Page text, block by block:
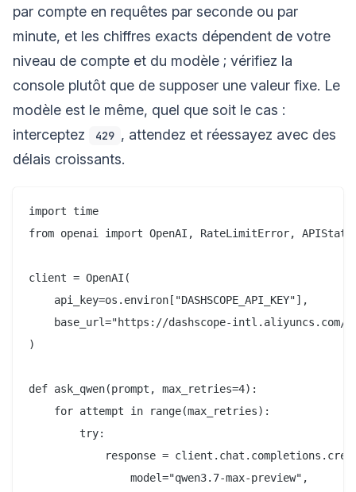
par compte en requêtes par seconde ou par
minute, et les chiffres exacts dépendent de votre
niveau de compte et du modèle ; vérifiez la
console plutôt que de supposer une valeur fixe. Le
modèle est le même, quel que soit le cas :
interceptez
429 , attendez et réessayez avec des
délais croissants.
import time
from openai import OpenAI, RateLimitError,
client = OpenAI(
    api_key=os.environ["DASHSCOPE_API_KEY"],
base_url="https://dashscope-intl.aliyuncs.com/
)
def ask_qwen(prompt, max_retries=4):
    for attempt in range(max_retries):
        try:
response =
                model="qwen3.7-max-preview",